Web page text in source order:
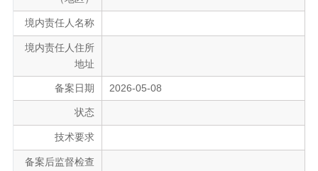
境内责任人名称
境内责任人住所
地址
备案日期 2026-05-08
状态
技术要求
备案后监督检查